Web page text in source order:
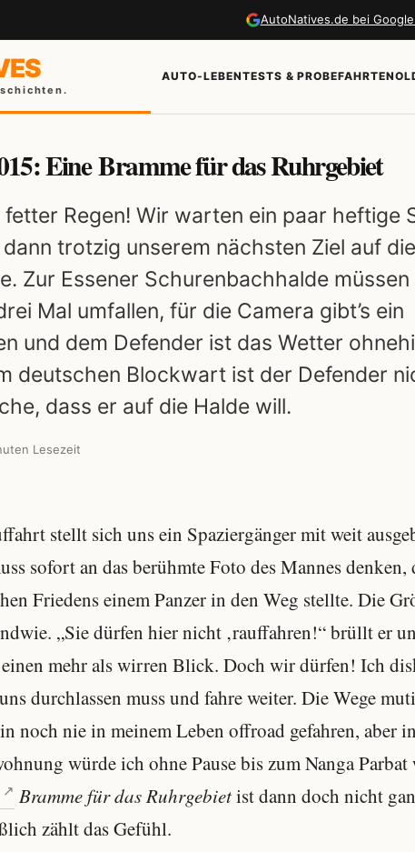
AutoNatives.de bei
AUTO-LEBENTESTS & PROBEFAHRTEN
Eine Bramme für das Ruhrgebiet
fetter Regen! Wir warten ein paar heftige
trotzig unserem nächsten Ziel auf
Zur Essener Schurenbachhalde
Mal umfallen, für die Camera gibt’s ein
und dem Defender ist das Wetter
deutschen Blockwart ist der Defender
dass er auf die Halde will.
Lesezeit
stellt sich uns ein Spaziergänger mit weit
sofort an das berühmte Foto des Mannes denken,
Friedens einem Panzer in den Weg stellte. Die
„Sie dürfen hier nicht ‚rauffahren!“ brüllt er
mehr als wirren Blick. Doch wir dürfen! Ich
durchlassen muss und fahre weiter. Die Wege
noch nie in meinem Leben offroad gefahren, aber
würde ich ohne Pause bis zum Nanga Parbat
Bramme für das Ruhrgebietist dann doch nicht
zählt das Gefühl.